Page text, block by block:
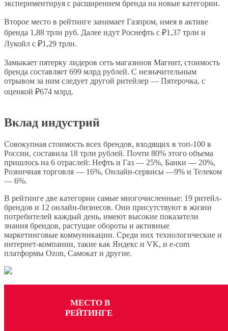
экспериментируя с расширением бренда на новые категории.
Второе место в рейтинге занимает Газпром, имея в активе
бренда 1,88 трлн руб. Далее идут Роснефть с ₽1,37 трлн и
Лукойл с ₽1,29 трлн.
Замыкает пятерку лидеров сеть магазинов Магнит, стоимость
бренда составляет 699 млрд рублей. С незначительным
отрывом за ним следует другой ритейлер — Пятерочка, с
оценкой ₽674 млрд.
Вклад индустрий
Совокупная стоимость всех брендов, входящих в топ-100 в
России, составила 18 трлн рублей. Почти 80% этого объема
пришлось на 6 отраслей: Нефть и Газ — 25%, Банки — 20%,
Розничная торговля — 16%, Онлайн-сервисы —9% и Телеком
— 6%.
В рейтинге две категории самые многочисленные: 19 ритейл-
брендов и 12 онлайн-бизнесов. Они присутствуют в жизни
потребителей каждый день, имеют высокие показатели
знания брендов, растущие обороты и активные
маркетинговые коммуникации. Среди них технологические и
интернет-компании, такие как Яндекс и VK, и e-com
платформы Ozon, Самокат и другие.
МЕСТО В
РЕЙТИНГЕ